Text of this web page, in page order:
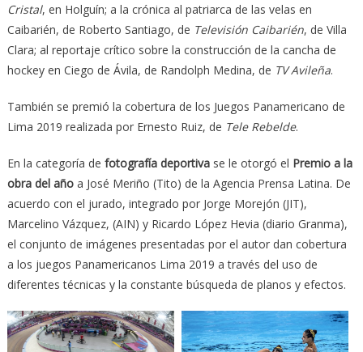
Cristal, en Holguín; a la crónica al patriarca de las velas en
Caibarién, de Roberto Santiago, de Televisión Caibarién, de Villa
Clara; al reportaje crítico sobre la construcción de la cancha de
hockey en Ciego de Ávila, de Randolph Medina, de TV Avileña.
También se premió la cobertura de los Juegos Panamericano de
Lima 2019 realizada por Ernesto Ruiz, de Tele Rebelde.
En la categoría de fotografía deportivase le otorgó el Premio a la
obra del añoa José Meriño (Tito) de la Agencia Prensa Latina. De
acuerdo con el jurado, integrado por Jorge Morejón (JIT),
Marcelino Vázquez, (AIN) y Ricardo López Hevia (diario Granma),
el conjunto de imágenes presentadas por el autor dan cobertura
a los juegos Panamericanos Lima 2019 a través del uso de
diferentes técnicas y la constante búsqueda de planos y efectos.